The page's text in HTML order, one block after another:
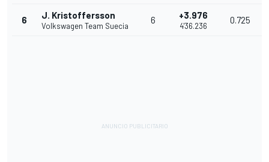
6 J. Kristoffersson
Volkswagen Team Suecia
6 +3.976
4'36.236
0.725